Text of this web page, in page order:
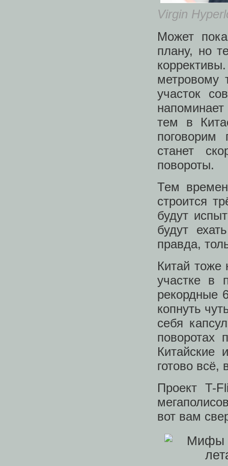
Virgin
Может
плану, но
метровому
участок
тем в
станет
повороты.
Тем
строится
будут
будут
правда,
Китай тоже
участке в
рекордные
копнуть
себя
поворотах
Китайские
готово
Проект T-
вот вам